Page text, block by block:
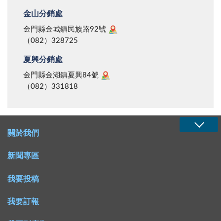
金山分銷處
金門縣金城鎮民族路92號
（082）328725
夏興分銷處
金門縣金湖鎮夏興84號
（082）331818
關於我們
新聞專區
我要投稿
我要訂報